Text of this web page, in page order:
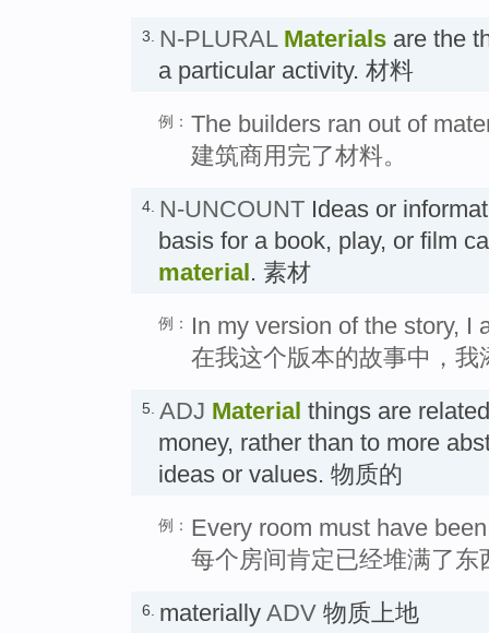
3. N-PLURAL Materials are the
a particular activity. 材料
例： The builders ran out of
建筑商用完了材料。
4. N-UNCOUNT Ideas or
basis for a book, play, or film
material. 素材
例：
In my version of the story, I
在我这个版本的故事中，我
5. ADJ Material things are
money, rather than to more
ideas or values. 物质的
例： Every room must have
每个房间肯定已经堆满了东
6. materially ADV 物质上地